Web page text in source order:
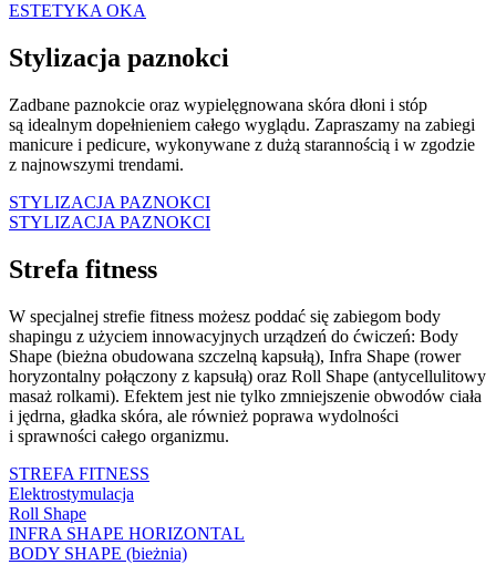
ESTETYKA OKA
Stylizacja paznokci
Zadbane paznokcie oraz wypielęgnowana skóra dłoni i stóp
są idealnym dopełnieniem całego wyglądu. Zapraszamy na zabiegi
manicure i pedicure, wykonywane z dużą starannością i w zgodzie
z najnowszymi trendami.
STYLIZACJA PAZNOKCI
STYLIZACJA PAZNOKCI
Strefa fitness
W specjalnej strefie fitness możesz poddać się zabiegom body
shapingu z użyciem innowacyjnych urządzeń do ćwiczeń: Body
Shape (bieżna obudowana szczelną kapsułą), Infra Shape (rower
horyzontalny połączony z kapsułą) oraz Roll Shape (antycellulitowy
masaż rolkami). Efektem jest nie tylko zmniejszenie obwodów ciała
i jędrna, gładka skóra, ale również poprawa wydolności
i sprawności całego organizmu.
STREFA FITNESS
Elektrostymulacja
Roll Shape
INFRA SHAPE HORIZONTAL
BODY SHAPE (bieżnia)